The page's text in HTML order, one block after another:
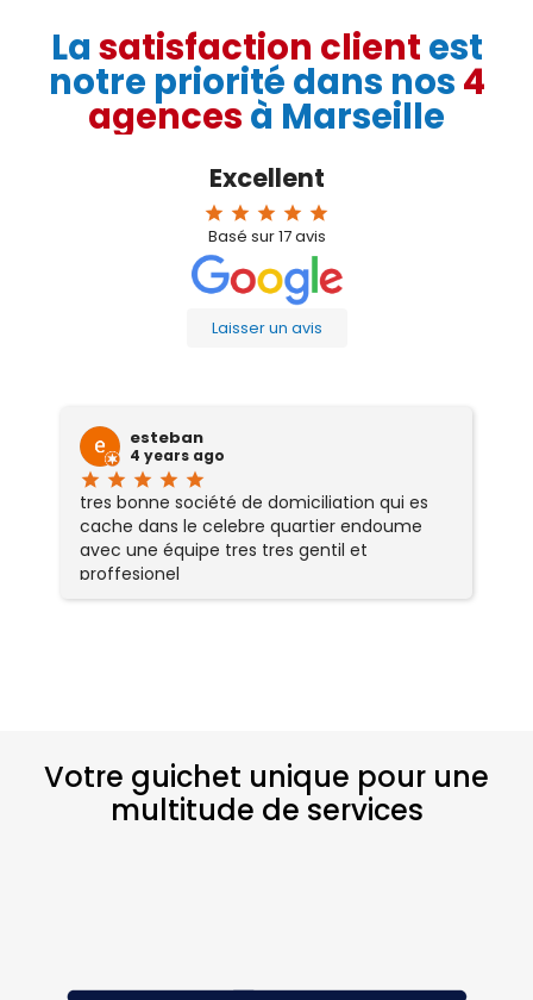
La satisfaction client est
notre priorité dans nos 4
agences à Marseille
Excellent
star star star star star
Basé sur17avis
Laisser un avis
esteban
4 years ago
star star star star star
tres bonne société de domiciliation qui es
cache dans le celebre quartier endoume
avec une équipe tres tres gentil et
proffesionel
Votre guichet unique pour une
multitude de services